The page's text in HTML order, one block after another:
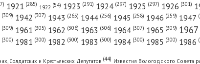
1982 года — «Красный Север»
1921 (285) 1922 (54) 1923 (291) 1924 (297) 1925 (297) 1926 (301)
(309) 1942 (307) 1943 (265) 1944 (256) 1945 (258) 1946 (259) 1947
(309) 1961 (305) 1962 (306) 1963 (306) 1964 (307) 1965 (309) 1967
(300) 1981 (300) 1982 (300) 1983 (300) 1984 (300) 1985 (300) 1986
Солдатских и Крестьянских Депутатов (44) Известия Вологодского Совета